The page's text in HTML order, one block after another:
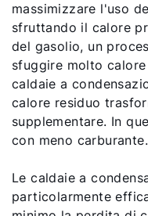
massimizzare l'uso
sfruttando il calore
del gasolio, un
sfuggire molto
caldaie a
calore residuo
supplementare. In
con meno carburante.
Le caldaie a
particolarmente